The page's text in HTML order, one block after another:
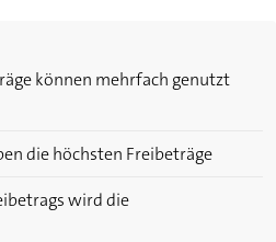
können mehrfach genutzt
die höchsten Freibeträge
wird die